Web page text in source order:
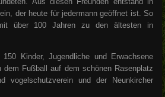
der heute für jedermann geöffnet ist. So
über 100 Jahren zu den ältesten in
Kinder, Jugendliche und Erwachsene
dem Fußball auf dem schönen Rasenplatz
vogelschutzverein und der Neunkircher